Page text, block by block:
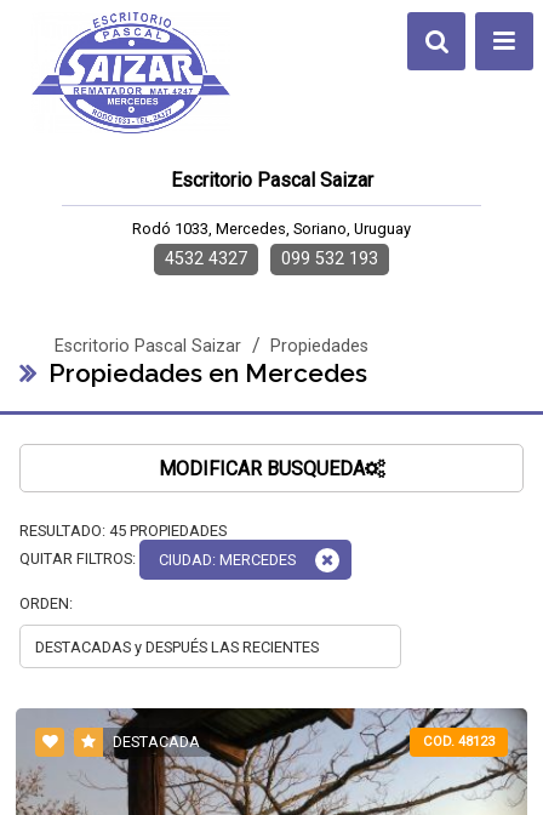
Escritorio Pascal Saizar
Rodó 1033, Mercedes, Soriano, Uruguay
4532 4327 099 532 193
Escritorio Pascal Saizar / Propiedades
Propiedades en Mercedes
MODIFICAR BUSQUEDA
RESULTADO: 45 PROPIEDADES
QUITAR FILTROS:
CIUDAD: MERCEDES
ORDEN:
DESTACADA COD. 48123